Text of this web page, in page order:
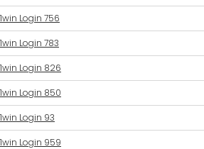
1win Login 756
1win Login 783
1win Login 826
1win Login 850
1win Login 93
1win Login 959